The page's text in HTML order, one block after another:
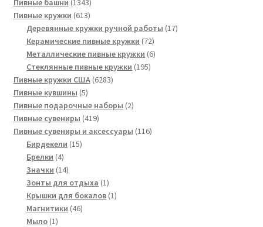
Пивные башни 1343
товара
Пивные кружки 613613
товаров
Деревянные кружки ручной работы 1717
Керамические пивные кружки 7272
товара
Металлические пивные кружки 66
Стеклянные пивные кружки 195195
Пивные кружки США 62836283
Пивные кувшины 55
товаров
Пивные подарочные наборы 22
Пивные сувениры 419419
товаров
Пивные сувениры и аксессуары 116116
Бирдекели 1515
Брелки 44
товара
Значки 1414
товаров
Зонты для отдыха 11
товар
Крышки для бокалов 11
Магнитики 4646
Мыло 11